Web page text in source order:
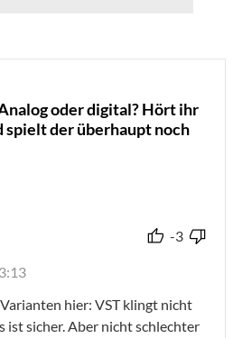
oder digital? Hört ihr
spielt der überhaupt noch
-3
hier: VST klingt nicht
ist sicher. Aber nicht schlechter